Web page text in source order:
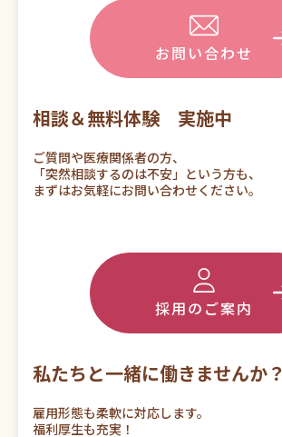
お問い合わせ
相談＆無料体験 実施中
ご質問や医療関係者の方、
「突然相談するのは不安」という方も、
まずはお気軽にお問い合わせください。
採用のご案内
私たちと一緒に働きませんか？
雇用形態も柔軟に対応します。
福利厚生も充実！